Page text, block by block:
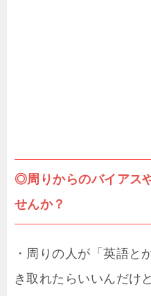
◎周りからのバイアス
せんか？
・周りの人が「英語と
き取れたらいいんだけ